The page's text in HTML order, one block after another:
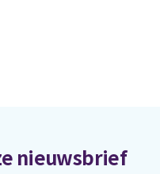
nieuwsbrief